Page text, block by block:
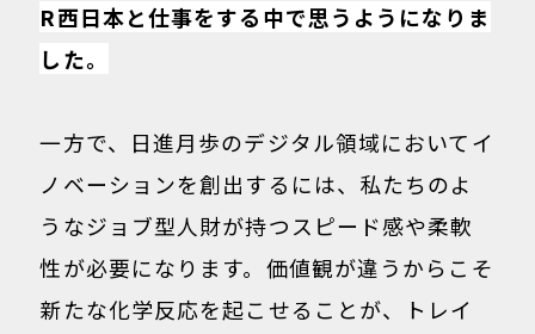
R西日本と仕事をする中で思うようになりま
した。
一方で、日進月歩のデジタル領域においてイ
ノベーションを創出するには、私たちのよ
うなジョブ型人財が持つスピード感や柔軟
性が必要になります。価値観が違うからこそ
新たな化学反応を起こせることが、トレイ